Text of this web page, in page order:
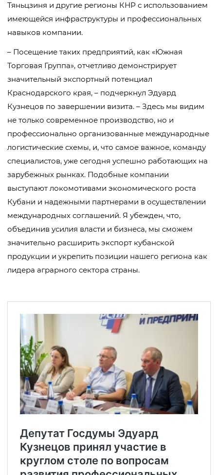
Тяньцзиня и другие регионы КНР с использованием
имеющейся инфраструктуры и профессиональных
навыков компании.
– Посещение таких предприятий, как «Южная
Торговая Группа», отчетливо демонстрирует
значительный экспортный потенциал
Краснодарского края, – подчеркнул Эдуард
Кузнецов по завершении визита. – Здесь мы видим
не только современное производство, но и
профессионально организованные международные
логистические схемы, и, что самое важное, команду
специалистов, уже сегодня успешно работающих на
зарубежных рынках. Подобные компании
выступают локомотивами экономического роста
Кубани и надежными партнерами в осуществлении
международных соглашений. Я убежден, что,
объединив усилия власти и бизнеса, мы сможем
значительно расширить экспорт кубанской
продукции и укрепить позиции нашего региона как
лидера аграрного сектора страны.